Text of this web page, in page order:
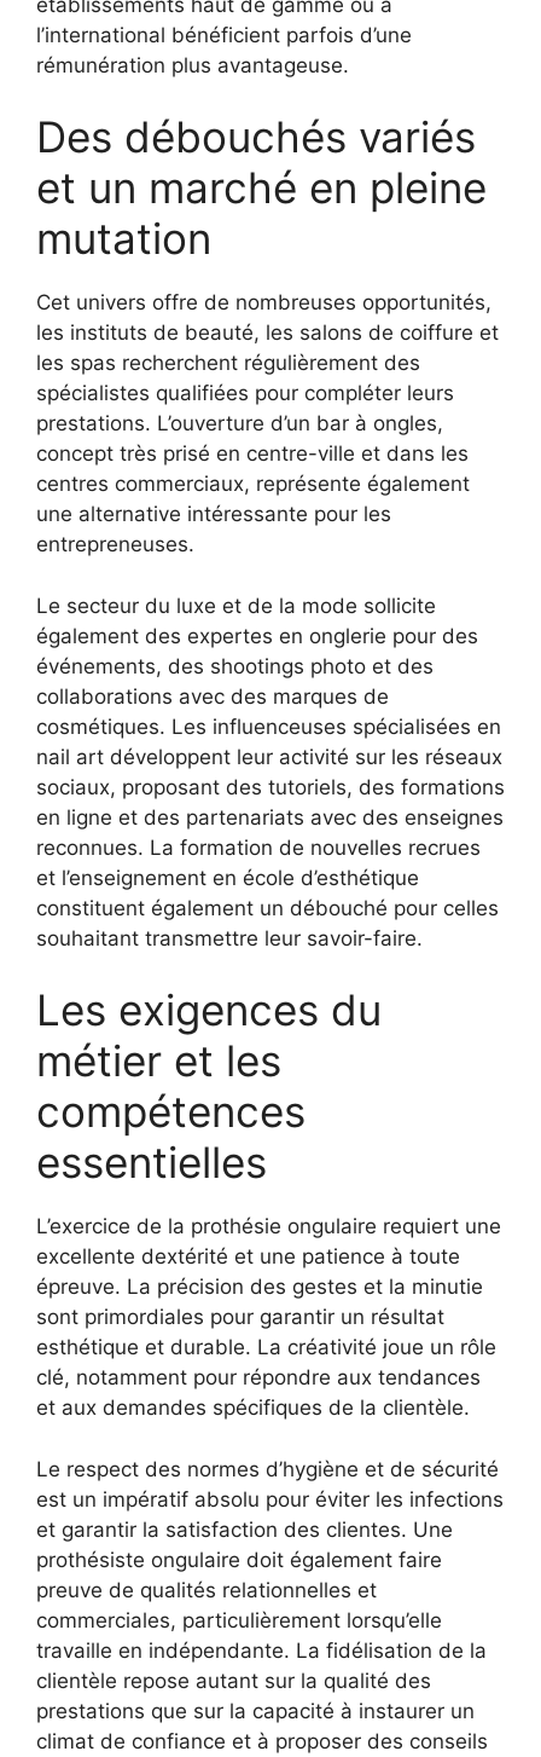
l’international bénéficient parfois d’une
rémunération plus avantageuse.
Des débouchés variés
et un marché en pleine
mutation
Cet univers offre de nombreuses opportunités,
les instituts de beauté, les salons de coiffure et
les spas recherchent régulièrement des
spécialistes qualifiées pour compléter leurs
prestations. L’ouverture d’un bar à ongles,
concept très prisé en centre-ville et dans les
centres commerciaux, représente également
une alternative intéressante pour les
entrepreneuses.
Le secteur du luxe et de la mode sollicite
également des expertes en onglerie pour des
événements, des shootings photo et des
collaborations avec des marques de
cosmétiques. Les influenceuses spécialisées en
nail art développent leur activité sur les réseaux
sociaux, proposant des tutoriels, des formations
en ligne et des partenariats avec des enseignes
reconnues. La formation de nouvelles recrues
et l’enseignement en école d’esthétique
constituent également un débouché pour celles
souhaitant transmettre leur savoir-faire.
Les exigences du
métier et les
compétences
essentielles
L’exercice de la prothésie ongulaire requiert une
excellente dextérité et une patience à toute
épreuve. La précision des gestes et la minutie
sont primordiales pour garantir un résultat
esthétique et durable. La créativité joue un rôle
clé, notamment pour répondre aux tendances
et aux demandes spécifiques de la clientèle.
Le respect des normes d’hygiène et de sécurité
est un impératif absolu pour éviter les infections
et garantir la satisfaction des clientes. Une
prothésiste ongulaire doit également faire
preuve de qualités relationnelles et
commerciales, particulièrement lorsqu’elle
travaille en indépendante. La fidélisation de la
clientèle repose autant sur la qualité des
prestations que sur la capacité à instaurer un
climat de confiance et à proposer des conseils